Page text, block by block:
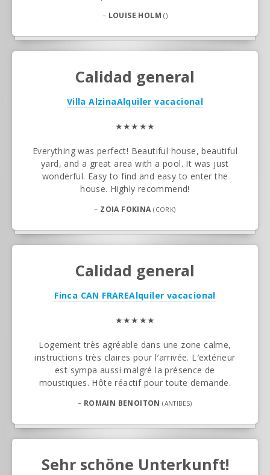
– LOUISE HOLM ()
Calidad general
Villa AlzinaAlquiler vacacional
★★★★★
Everything was perfect! Beautiful house, beautiful
yard, and a great area with a pool. It was just
wonderful. Easy to find and easy to enter the
house. Highly recommend!
– ZOIA FOKINA (CORK)
Calidad general
Finca CAN FRAREAlquiler vacacional
★★★★★
Logement très agréable dans une zone calme,
instructions très claires pour l′arrivée. L′extérieur
est sympa aussi malgré la présence de
moustiques. Hôte réactif pour toute demande.
– ROMAIN BENOITON (ANTIBES)
Sehr schöne Unterkunft!